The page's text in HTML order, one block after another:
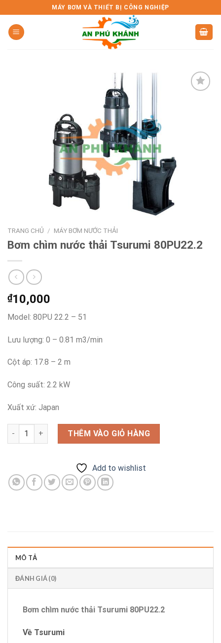
to
content
MÁY BƠM VÀ THIẾT BỊ CÔNG NGHIỆP
TRANG CHỦ / MÁY BƠM NƯỚC THẢI
Bơm chìm nước thải Tsurumi 80PU22.2
₫10,000
Model: 80PU 22.2 – 51
Lưu lượng: 0 – 0.81 m3/min
Cột áp: 17.8 – 2 m
Công suất: 2.2 kW
Xuất xứ: Japan
Bơm chìm nước thải Tsurumi 80PU22.2 số lượng
THÊM VÀO GIỎ HÀNG
Add to wishlist
MÔ TẢ
ĐÁNH GIÁ (0)
Bơm chìm nước thải Tsurumi 80PU22.2
Về Tsurumi